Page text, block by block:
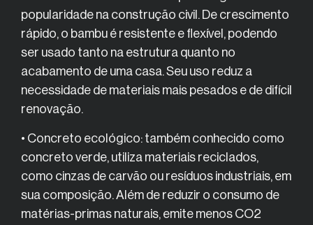
popularidade na construção civil. De crescimento
rápido, o bambu é resistente e flexível, podendo
ser usado tanto na estrutura quanto no
acabamento de uma casa. Seu uso reduz a
necessidade de materiais mais pesados e de difícil
renovação.
• Concreto ecológico: também conhecido como
concreto verde, utiliza materiais reciclados,
como cinzas de carvão ou resíduos industriais, em
sua composição. Além de reduzir o consumo de
matérias-primas naturais, emite menos CO2